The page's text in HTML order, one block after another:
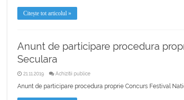
Citește tot articolul »
Anunt de participare procedura
Seculara
21.11.2019 Achizitii publice
Anunt de participare procedura proprie Concurs Festival